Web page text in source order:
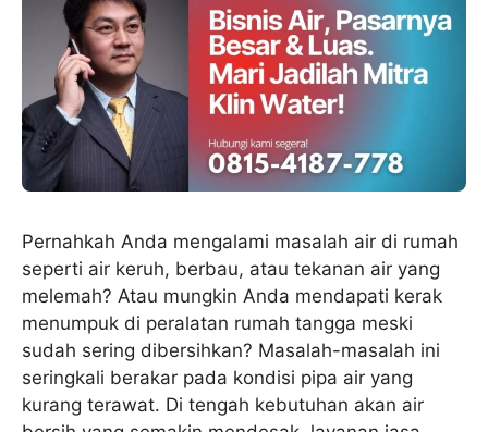
Pernahkah Anda mengalami masalah air di rumah
seperti air keruh, berbau, atau tekanan air yang
melemah? Atau mungkin Anda mendapati kerak
menumpuk di peralatan rumah tangga meski
sudah sering dibersihkan? Masalah-masalah ini
seringkali berakar pada kondisi pipa air yang
kurang terawat. Di tengah kebutuhan akan air